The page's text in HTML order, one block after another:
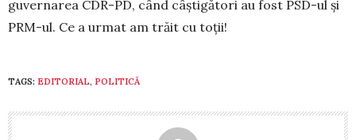
guvernarea CDR-PD, când câștigători au fost PSD-ul și
PRM-ul. Ce a urmat am trăit cu toții!
TAGS: EDITORIAL, POLITICĂ